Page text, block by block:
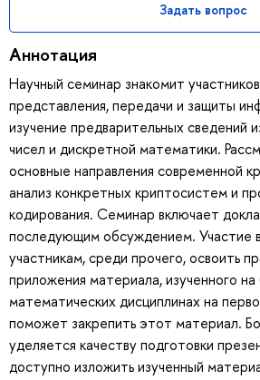
Задать вопрос
Аннотация
Научный семинар знакомит
представления, передачи и защиты
изучение предварительных сведений
чисел и дискретной математики.
основные направления современной
анализ конкретных криптосистем и
кодирования. Семинар включает
последующим обсуждением. Участие
участникам, среди прочего, освоить
приложения материала, изученного
математических дисциплинах на
поможет закрепить этот материал.
уделяется качеству подготовки
доступно изложить изученный